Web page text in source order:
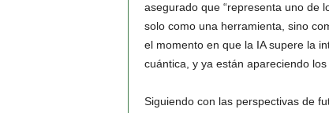
asegurado que “representa uno de
solo como una herramienta, sino
el momento en que la IA supere la
cuántica, y ya están apareciendo
Siguiendo con las perspectivas de